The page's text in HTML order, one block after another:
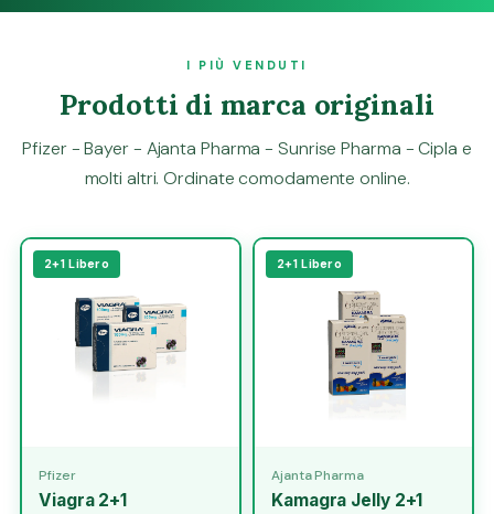
I PIÙ VENDUTI
Prodotti di marca originali
Pfizer - Bayer - Ajanta Pharma - Sunrise Pharma - Cipla e
molti altri. Ordinate comodamente online.
2+1 Libero
Pfizer
Viagra 2+1
2+1 Libero
Ajanta Pharma
Kamagra Jelly 2+1